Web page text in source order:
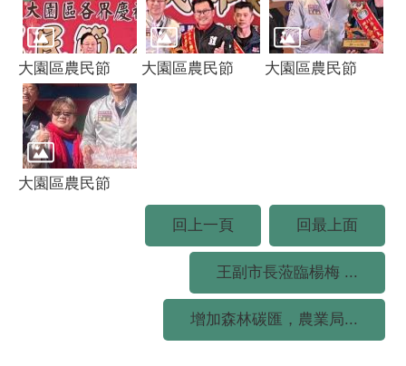
大園區農民節 大園區農民節 大園區農民節
大園區農民節
回上一頁 回最上面
王副市長蒞臨楊梅 ...
增加森林碳匯，農業局...